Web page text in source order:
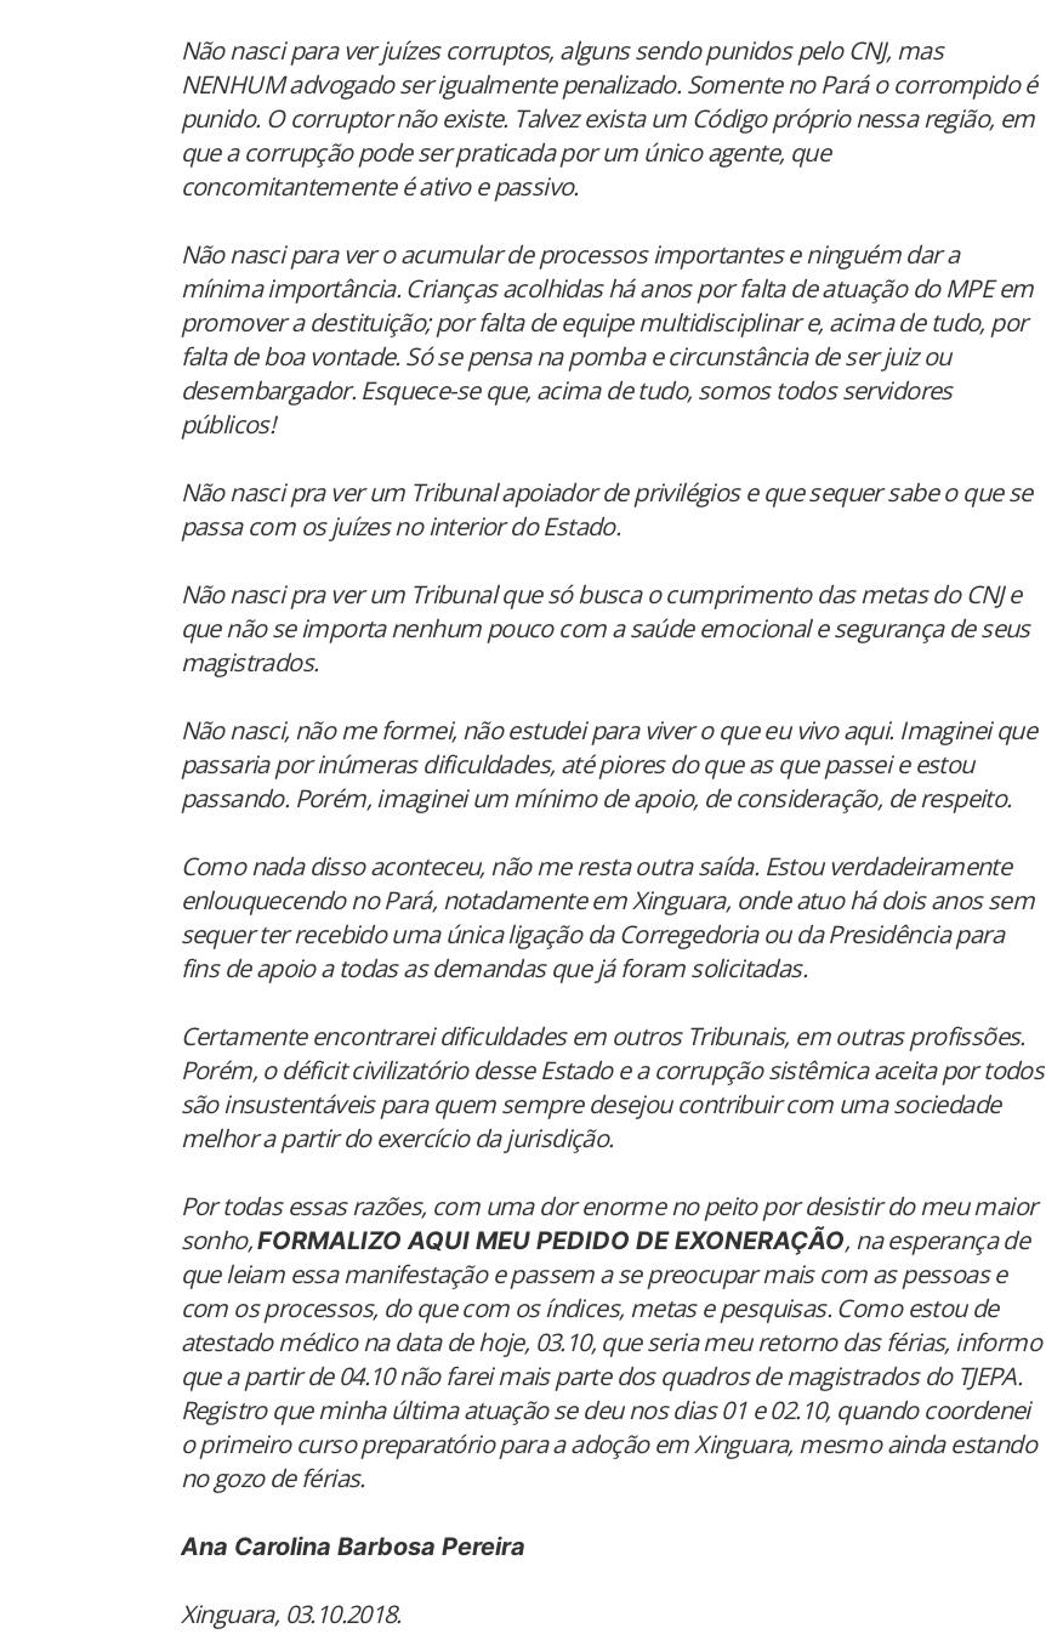
Não nasci para ver juízes corruptos, alguns sendo punidos pelo CNJ, mas
NENHUM advogado ser igualmente penalizado. Somente no Pará o corrompido é
punido. O corruptor não existe. Talvez exista um Código próprio nessa região, em
que a corrupção pode ser praticada por um único agente, que
concomitantemente é ativo e passivo.
Não nasci para ver o acumular de processos importantes e ninguém dar a
mínima importância. Crianças acolhidas há anos por falta de atuação do MPE em
promover a destituição; por falta de equipe multidisciplinar e, acima de tudo, por
falta de boa vontade. Só se pensa na pomba e circunstância de ser juiz ou
desembargador. Esquece-se que, acima de tudo, somos todos servidores
públicos!
Não nasci pra ver um Tribunal apoiador de privilégios e que sequer sabe o que se
passa com os juízes no interior do Estado.
Não nasci pra ver um Tribunal que só busca o cumprimento das metas do CNJ e
que não se importa nenhum pouco com a saúde emocional e segurança de seus
magistrados.
Não nasci, não me formei, não estudei para viver o que eu vivo aqui. Imaginei que
passaria por inúmeras dificuldades, até piores do que as que passei e estou
passando. Porém, imaginei um mínimo de apoio, de consideração, de respeito.
Como nada disso aconteceu, não me resta outra saída. Estou verdadeiramente
enlouquecendo no Pará, notadamente em Xinguara, onde atuo há dois anos sem
sequer ter recebido uma única ligação da Corregedoria ou da Presidência para
fins de apoio a todas as demandas que já foram solicitadas.
Certamente encontrarei dificuldades em outros Tribunais, em outras profissões.
Porém, o déficit civilizatório desse Estado e a corrupção sistêmica aceita por todos
são insustentáveis para quem sempre desejou contribuir com uma sociedade
melhor a partir do exercício da jurisdição.
Por todas essas razões, com uma dor enorme no peito por desistir do meu maior
sonho,FORMALIZO AQUI MEU PEDIDO DE EXONERAÇÃO, na esperança de
que leiam essa manifestação e passem a se preocupar mais com as pessoas e
com os processos, do que com os índices, metas e pesquisas. Como estou de
atestado médico na data de hoje, 03.10, que seria meu retorno das férias, informo
que a partir de 04.10 não farei mais parte dos quadros de magistrados do TJEPA.
Registro que minha última atuação se deu nos dias 01 e 02.10, quando coordenei
o primeiro curso preparatório para a adoção em Xinguara, mesmo ainda estando
no gozo de férias.
Ana Carolina Barbosa Pereira
Xinguara, 03.10.2018.